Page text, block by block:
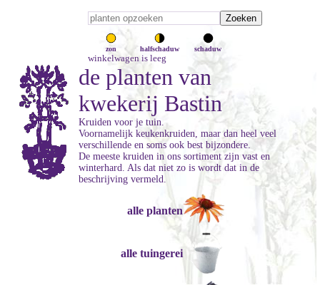
zon halfschaduw schaduw
winkelwagen is leeg
de planten van
kwekerij Bastin
Kruiden voor je tuin.
Voornamelijk keukenkruiden, maar dan heel veel
verschillende en soms ook best bijzondere.
De meeste kruiden in ons sortiment zijn vast en
winterhard. Als dat niet zo is wordt dat in de
beschrijving vermeld.
alle planten
alle tuingerei